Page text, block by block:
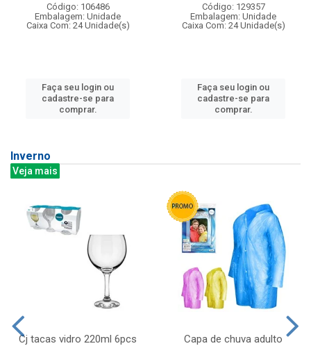
Código: 106486
Embalagem: Unidade
Caixa Com: 24 Unidade(s)
Faça seu login ou
cadastre-se para
comprar.
Código: 129357
Embalagem: Unidade
Caixa Com: 24 Unidade(s)
Faça seu login ou
cadastre-se para
comprar.
Inverno
Veja mais
Cj tacas vidro 220ml 6pcs
Capa de chuva adulto